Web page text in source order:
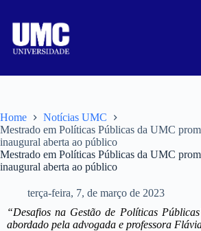
Home
Notícias UMC
Mestrado em Políticas Públicas da UMC
inaugural aberta ao público
Mestrado em Políticas Públicas da UMC
inaugural aberta ao público
terça-feira, 7, de março de 2023
“Desafios na Gestão de Políticas
abordado pela advogada e professora